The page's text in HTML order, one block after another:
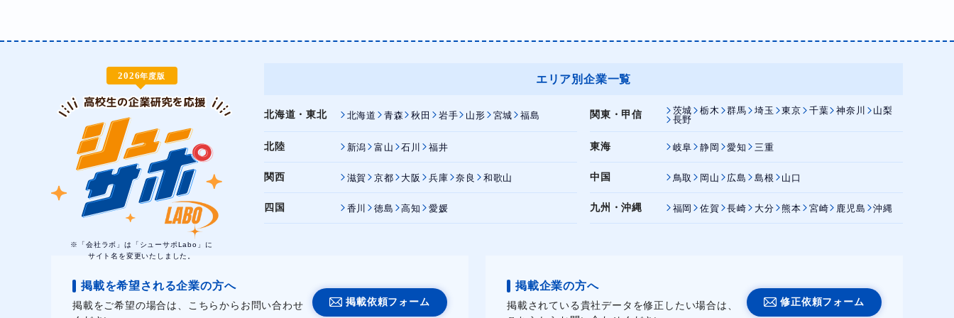
2026年度版
※「会社ラボ」は「シューサポLabo」に
サイト名を変更いたしました。
エリア別企業一覧
北海道・東北 北海道 青森 秋田 岩手 山形 宮城 福島 関東・甲信 茨城 栃木 群馬 埼玉 東京 千葉 神奈川
山梨
長野
北陸 新潟 富山 石川 福井 東海 岐阜 静岡 愛知 三重
関西 滋賀 京都 大阪 兵庫 奈良 和歌山 中国 鳥取 岡山 広島 島根 山口
四国 香川 徳島 高知 愛媛 九州・沖縄 福岡 佐賀 長崎 大分 熊本 宮崎 鹿児島 沖縄
掲載を希望される企業の方へ
掲載をご希望の場合は、こちらからお問い合わせ
掲載依頼フォーム
掲載企業の方へ
掲載されている貴社データを修正したい場合は、
修正依頼フォーム